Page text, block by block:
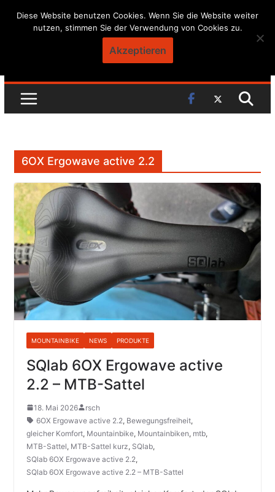
Skip
6OX Ergowave active 2.2
MOUNTAINBIKE NEWS PRODUKTE
SQlab 6OX Ergowave active
2.2 – MTB-Sattel
18. Mai 2026
rsch
6OX Ergowave active 2.2, Bewegungsfreiheit,
gleicher Komfort, Mountainbike, Mountainbiken, mtb,
MTB-Sattel, MTB-Sattel kurz, SQlab,
SQlab 6OX Ergowave active 2.2,
SQlab 6OX Ergowave active 2.2 – MTB-Sattel
Diese Website benutzen Cookies. Wenn Sie die Website weiter
nutzen, stimmen Sie der Verwendung von Cookies zu.
Akzeptieren